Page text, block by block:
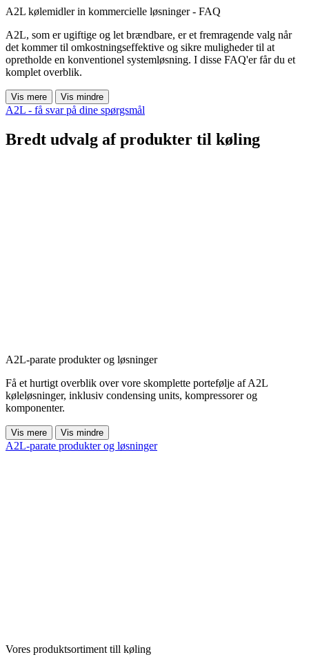
A2L kølemidler in kommercielle løsninger - FAQ
A2L, som er ugiftige og let brændbare, er et fremragende valg når
det kommer til omkostningseffektive og sikre muligheder til at
opretholde en konventionel systemløsning. I disse FAQ'er får du et
komplet overblik.
Vis mere Vis mindre
A2L - få svar på dine spørgsmål
Bredt udvalg af produkter til køling
A2L-parate produkter og løsninger
Få et hurtigt overblik over vore skomplette portefølje af A2L
køleløsninger, inklusiv condensing units, kompressorer og
komponenter.
Vis mere Vis mindre
A2L-parate produkter og løsninger
Vores produktsortiment till køling